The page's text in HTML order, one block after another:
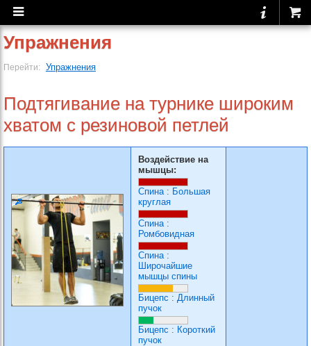
Упражнения
Перейти: Упражнения
Подтягивание на турнике широким
хватом с резиновой петлей
Воздействие на
мышцы:
Спина: Большая
круглая
Спина:
Ромбовидная
Спина:
Широчайшие
мышцы спины
Бицепс : Длинный
пучок
Бицепс : Короткий
пучок